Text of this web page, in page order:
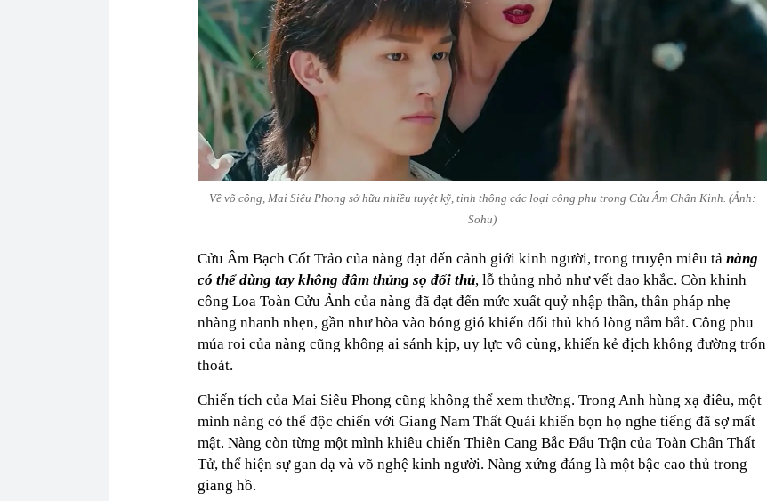
Về võ công, Mai Siêu Phong sở hữu nhiều tuyệt kỹ, tinh thông các loại công phu trong Cửu Âm Chân Kinh. (Ảnh:
Sohu)
Cửu Âm Bạch Cốt Trảo của nàng đạt đến cảnh giới kinh người, trong truyện miêu tả nàng
có thể dùng tay không đâm thủng sọ đối thủ, lỗ thủng nhỏ như vết dao khắc. Còn khinh
công Loa Toàn Cửu Ảnh của nàng đã đạt đến mức xuất quỷ nhập thần, thân pháp nhẹ
nhàng nhanh nhẹn, gần như hòa vào bóng gió khiến đối thủ khó lòng nắm bắt. Công phu
múa roi của nàng cũng không ai sánh kịp, uy lực vô cùng, khiến kẻ địch không đường trốn
thoát.
Chiến tích của Mai Siêu Phong cũng không thể xem thường. Trong Anh hùng xạ điêu, một
mình nàng có thể độc chiến với Giang Nam Thất Quái khiến bọn họ nghe tiếng đã sợ mất
mật. Nàng còn từng một mình khiêu chiến Thiên Cang Bắc Đẩu Trận của Toàn Chân Thất
Tử, thể hiện sự gan dạ và võ nghệ kinh người. Nàng xứng đáng là một bậc cao thủ trong
giang hồ.